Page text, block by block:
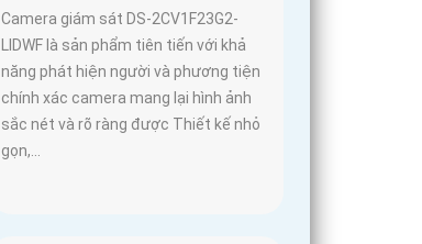
Camera giám sát DS-2CV1F23G2-
LIDWF là sản phẩm tiên tiến với khả
năng phát hiện người và phương tiện
chính xác camera mang lại hình ảnh
sắc nét và rõ ràng được Thiết kế nhỏ
gọn,...